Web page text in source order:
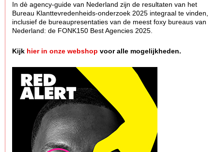
In dè agency-guide van Nederland zijn de resultaten van het
Bureau Klanttevredenheids-onderzoek 2025 integraal te vinden,
inclusief de bureaupresentaties van de meest foxy bureaus van
Nederland: de FONK150 Best Agencies 2025.
Kijk hier in onze webshop voor alle mogelijkheden.